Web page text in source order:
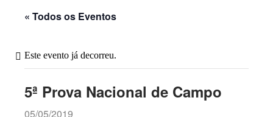
« Todos os Eventos
Este evento já decorreu.
5ª Prova Nacional de Campo
05/05/2019